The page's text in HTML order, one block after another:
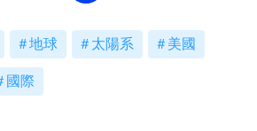
地球 太陽系 美國
國際